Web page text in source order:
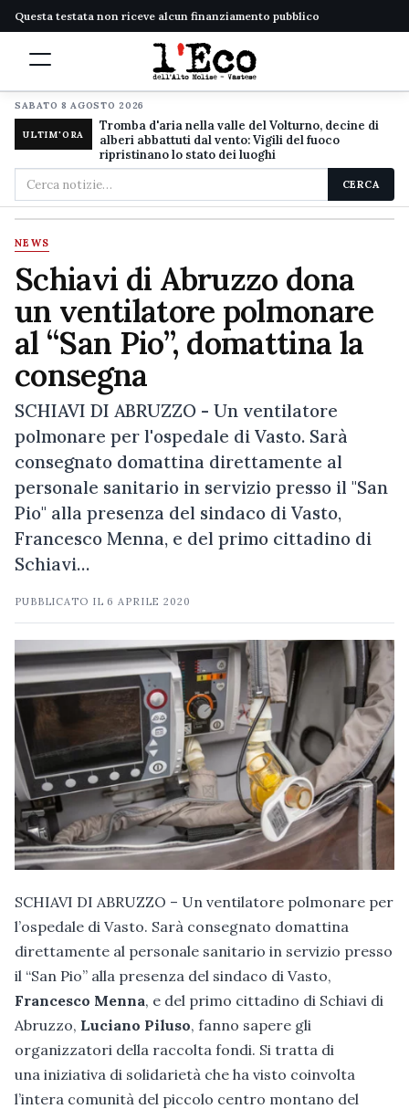
Questa testata non riceve alcun finanziamento pubblico
SABATO 8 AGOSTO 2026
ULTIM'ORA
Tromba d'aria nella valle del Volturno, decine di
alberi abbattuti dal vento: Vigili del fuoco
ripristinano lo stato dei luoghi
Cerca
nel
sito
CERCA
NEWS
Schiavi di Abruzzo dona
un ventilatore polmonare
al “San Pio”, domattina la
consegna
SCHIAVI DI ABRUZZO - Un ventilatore
polmonare per l'ospedale di Vasto. Sarà
consegnato domattina direttamente al
personale sanitario in servizio presso il "San
Pio" alla presenza del sindaco di Vasto,
Francesco Menna, e del primo cittadino di
Schiavi…
PUBBLICATO IL 6 APRILE 2020
SCHIAVI DI ABRUZZO – Un ventilatore polmonare per
l’ospedale di Vasto. Sarà consegnato domattina
direttamente al personale sanitario in servizio presso
il “San Pio” alla presenza del sindaco di Vasto,
Francesco Menna, e del primo cittadino di Schiavi di
Abruzzo, Luciano Piluso, fanno sapere gli
organizzatori della raccolta fondi. Si tratta di
una iniziativa di solidarietà che ha visto coinvolta
l’intera comunità del piccolo centro montano del